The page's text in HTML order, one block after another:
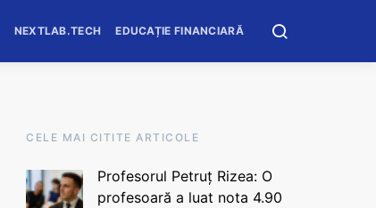
NEXTLAB.TECH EDUCAȚIE FINANCIARĂ
CELE MAI CITITE ARTICOLE
Profesorul Petruț Rizea: O
profesoară a luat nota 4.90